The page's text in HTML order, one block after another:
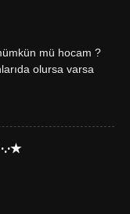
mü hocam ?
olursa varsa